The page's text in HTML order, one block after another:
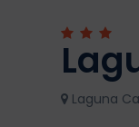
Laguna